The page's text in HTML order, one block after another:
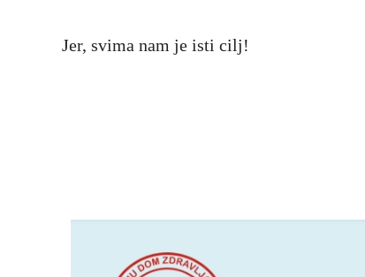
Jer, svima nam je isti cilj!